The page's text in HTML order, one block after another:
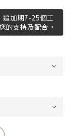
追加期7-25個工
的支持及配合。